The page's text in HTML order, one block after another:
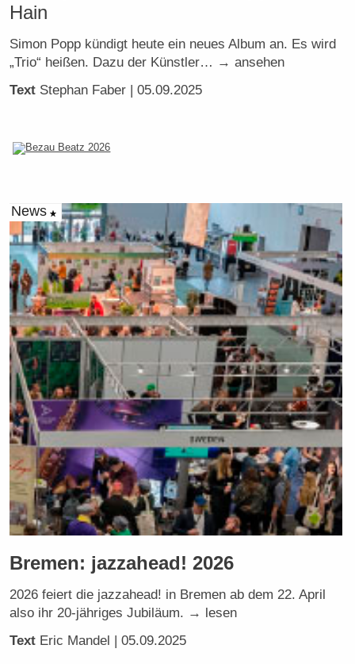
Hain
Simon Popp kündigt heute ein neues Album an. Es wird
„Trio“ heißen. Dazu der Künstler… → ansehen
Text Stephan Faber | 05.09.2025
News
Bremen: jazzahead! 2026
2026 feiert die jazzahead! in Bremen ab dem 22. April
also ihr 20-jähriges Jubiläum. → lesen
Text Eric Mandel | 05.09.2025